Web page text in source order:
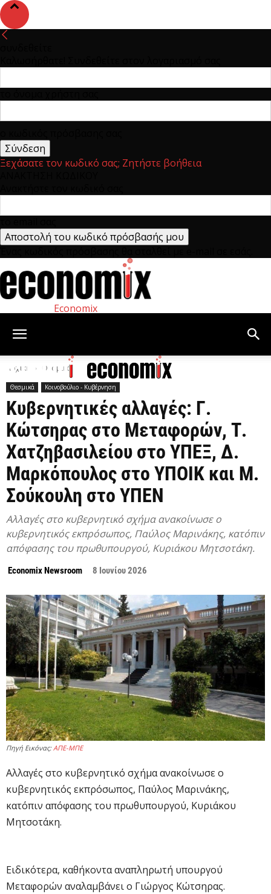
Ξεχάσατε τον κωδικό σας; Ζητήστε βοήθεια
Economix
Αρχική Θεσμικά
Θεσμικά Κοινοβούλιο - Κυβέρνηση
Κυβερνητικές αλλαγές: Γ.
Κώτσηρας στο Μεταφορών, Τ.
Χατζηβασιλείου στο ΥΠΕΞ, Δ.
Μαρκόπουλος στο ΥΠΟΙΚ και Μ.
Σούκουλη στο ΥΠΕΝ
Αλλαγές στο κυβερνητικό σχήμα ανακοίνωσε ο
κυβερνητικός εκπρόσωπος, Παύλος Μαρινάκης, κατόπιν
απόφασης του πρωθυπουργού, Κυριάκου Μητσοτάκη.
Economix Newsroom 8 Ιουνίου 2026
Πηγή Εικόνας:ΑΠΕ-ΜΠΕ
Αλλαγές στο κυβερνητικό σχήμα ανακοίνωσε ο
κυβερνητικός εκπρόσωπος, Παύλος Μαρινάκης,
κατόπιν απόφασης του πρωθυπουργού, Κυριάκου
Μητσοτάκη.
Ειδικότερα, καθήκοντα αναπληρωτή υπουργού
Μεταφορών αναλαμβάνει ο Γιώργος Κώτσηρας.